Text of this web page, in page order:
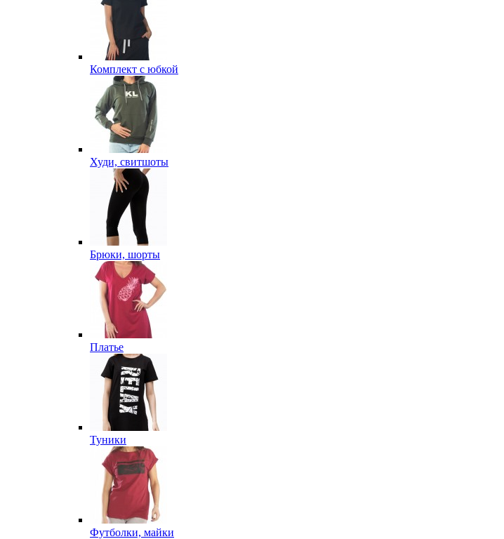
Комплект с юбкой
Худи, свитшоты
Брюки, шорты
Платье
Туники
Футболки, майки